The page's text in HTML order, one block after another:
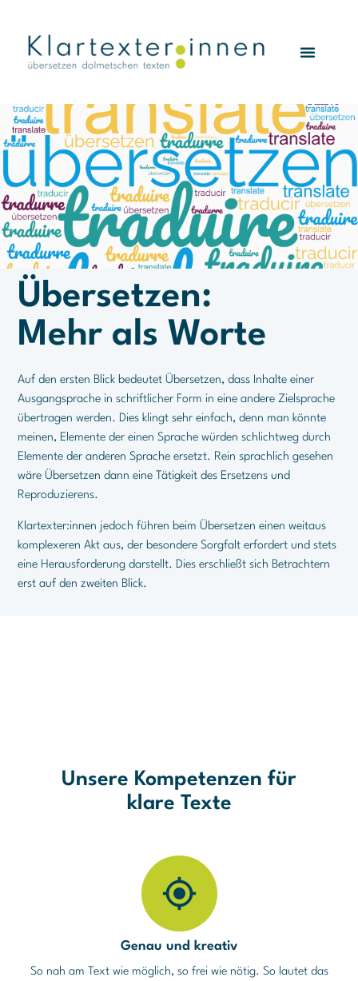
Übersetzen:
Mehr als Worte
Auf den ersten Blick bedeutet Übersetzen, dass Inhalte einer
Ausgangsprache in schriftlicher Form in eine andere Zielsprache
übertragen werden. Dies klingt sehr einfach, denn man könnte
meinen, Elemente der einen Sprache würden schlichtweg durch
Elemente der anderen Sprache ersetzt. Rein sprachlich gesehen
wäre Übersetzen dann eine Tätigkeit des Ersetzens und
Reproduzierens.
Klartexter:innen jedoch führen beim Übersetzen einen weitaus
komplexeren Akt aus, der besondere Sorgfalt erfordert und stets
eine Herausforderung darstellt. Dies erschließt sich Betrachtern
erst auf den zweiten Blick.
Unsere Kompetenzen für
klare Texte
Genau und kreativ
So nah am Text wie möglich, so frei wie nötig. So lautet das